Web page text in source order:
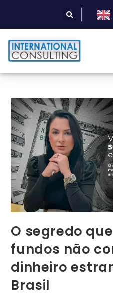
O segredo
fundos não
dinheiro
Brasil